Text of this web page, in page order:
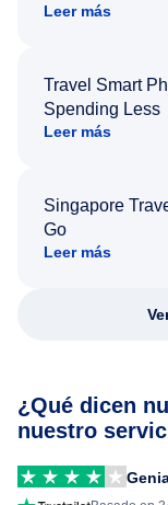
Leer más
Travel Smart
Spending Less
Leer más
Singapore
Go
Leer más
¿Qué dicen
nuestro